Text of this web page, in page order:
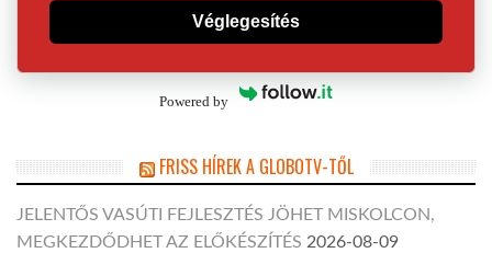
Véglegesítés
Powered by
FRISS HÍREK A GLOBOTV-TŐL
JELENTŐS VASÚTI FEJLESZTÉS JÖHET MISKOLCON,
MEGKEZDŐDHET AZ ELŐKÉSZÍTÉS 2026-08-09